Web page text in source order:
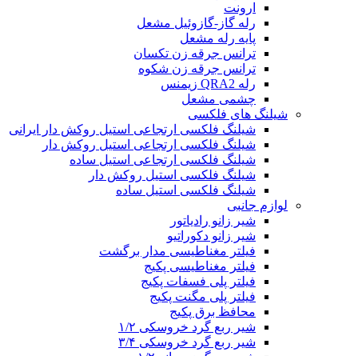
ارونت
رله گاز-گازوئیل مشعل
پایه رله مشعل
ترانس جرقه زن تکسان
ترانس جرقه زن شکوه
رله QRA2 زیمنس
چشمی مشعل
شیلنگ های فلکسی
شیلنگ فلکسی ارتجاعی استیل روکش دار ایرانی
شیلنگ فلکسی ارتجاعی استیل روکش دار
شیلنگ فلکسی ارتجاعی استیل ساده
شیلنگ فلکسی استیل روکش دار
شیلنگ فلکسی استیل ساده
لوازم جانبی
شیر زانو رادیاتور
شیر زانو دکوراتیو
فیلتر مغناطیسی مدار برگشت
فیلتر مغناطیسی پکیج
فیلتر پلی فسفات پکیج
فیلتر پلی مگنت پکیج
محافظ برق پکیج
شیر ربع گرد خروسکی ۱/۲
شیر ربع گرد خروسکی ۳/۴